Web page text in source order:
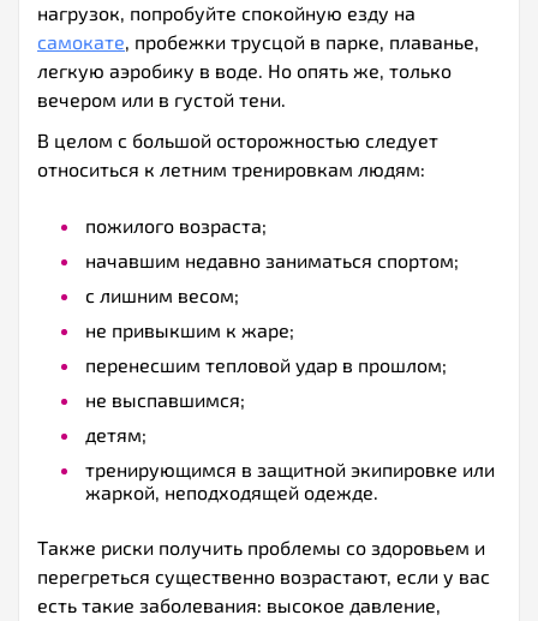
нагрузок, попробуйте спокойную езду на
самокате, пробежки трусцой в парке, плаванье,
легкую аэробику в воде. Но опять же, только
вечером или в густой тени.
В целом с большой осторожностью следует
относиться к летним тренировкам людям:
пожилого возраста;
начавшим недавно заниматься спортом;
с лишним весом;
не привыкшим к жаре;
перенесшим тепловой удар в прошлом;
не выспавшимся;
детям;
тренирующимся в защитной экипировке или
жаркой, неподходящей одежде.
Также риски получить проблемы со здоровьем и
перегреться существенно возрастают, если у вас
есть такие заболевания: высокое давление,